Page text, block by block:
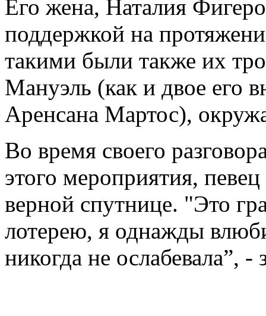
Его жена, Наталия
поддержкой на
такими были также их
Мануэль (как и двое его
Аренсана Мартос),
Во время своего
этого мероприятия,
верной спутнице. "Это
лотерею, я однажды
никогда не ослабевала”,